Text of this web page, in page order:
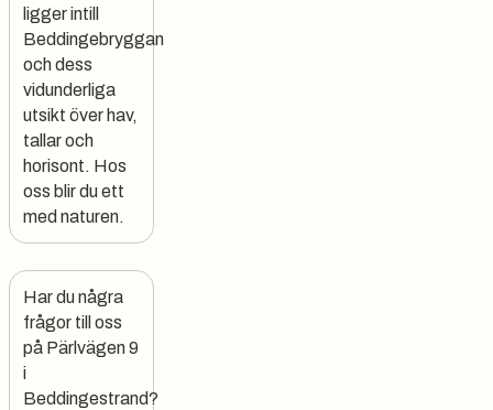
ligger intill
Beddingebryggan
och dess
vidunderliga
utsikt över hav,
tallar och
horisont. Hos
oss blir du ett
med naturen.
Har du några
frågor till oss
på Pärlvägen 9
i
Beddingestrand?